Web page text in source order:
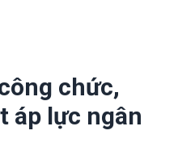
chức,
áp lực ngân